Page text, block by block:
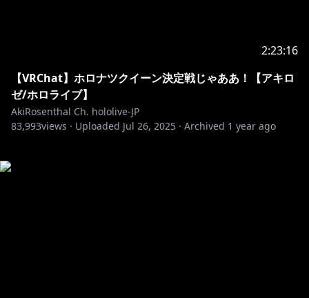
2:23:16
【VRChat】ホロナツクイーン決定戦じゃああ！【アキロ
ゼ/ホロライブ】
AkiRosenthal Ch. hololive-JP
83,993views · Uploaded Jul 26, 2025 · Archived 1 year ago